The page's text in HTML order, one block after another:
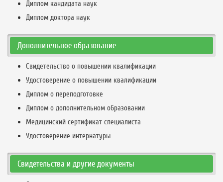
Диплом кандидата наук
Диплом доктора наук
Дополнительное образование
Свидетельство о повышении квалификации
Удостоверение о повышении квалификации
Диплом о переподготовке
Диплом о дополнительном образовании
Медицинский сертификат специалиста
Удостоверение интернатуры
Свидетельства и другие документы